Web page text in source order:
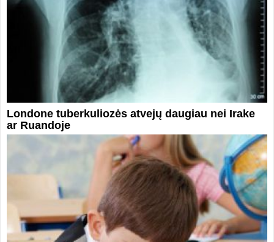
Londone tuberkuliozės atvejų daugiau nei Irake
ar Ruandoje